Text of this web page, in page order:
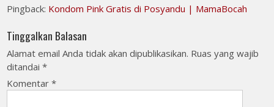
Pingback: Kondom Pink Gratis di Posyandu | MamaBocah
Tinggalkan Balasan
Alamat email Anda tidak akan dipublikasikan. Ruas yang wajib
ditandai*
Komentar*